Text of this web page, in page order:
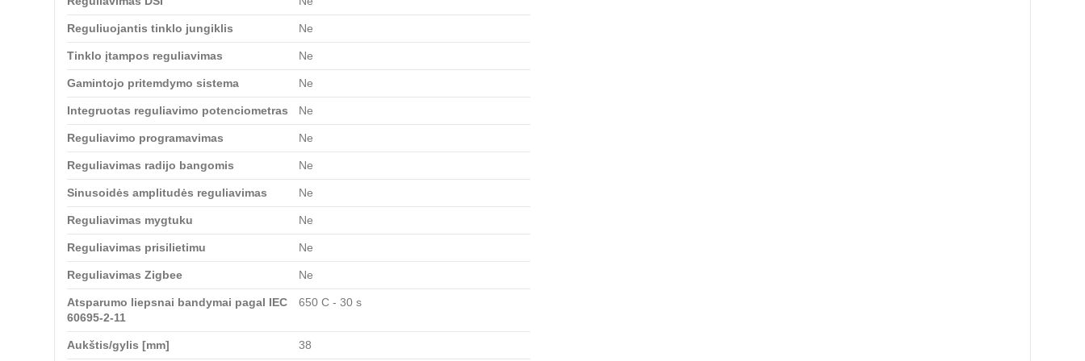
Reguliuojantis tinklo jungiklis Ne
Tinklo įtampos reguliavimas Ne
Gamintojo pritemdymo sistema Ne
Integruotas reguliavimo potenciometras Ne
Reguliavimo programavimas Ne
Reguliavimas radijo bangomis Ne
Sinusoidės amplitudės reguliavimas Ne
Reguliavimas mygtuku Ne
Reguliavimas prisilietimu Ne
Reguliavimas Zigbee Ne
Atsparumo liepsnai bandymai pagal IEC
60695-2-11
650 C - 30 s
Aukštis/gylis [mm] 38